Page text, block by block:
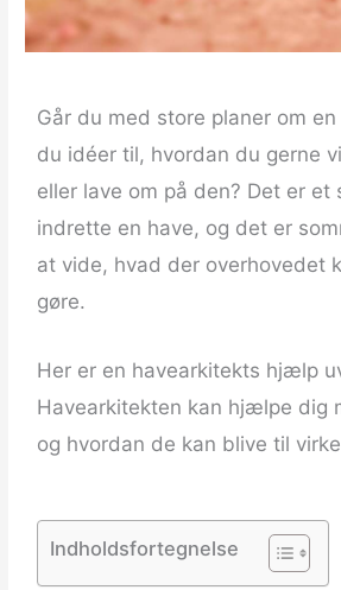
Går du med store planer om
du idéer til, hvordan du gerne
eller lave om på den? Det er et
indrette en have, og det er
at vide, hvad der overhovedet
gøre.
Her er en havearkitekts hjælp
Havearkitekten kan hjælpe dig
og hvordan de kan blive til
Indholdsfortegnelse